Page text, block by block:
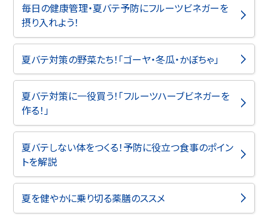
毎日の健康管理・夏バテ予防にフルーツビネガーを
摂り入れよう！
夏バテ対策の野菜たち！「ゴーヤ・冬瓜・かぼちゃ」
夏バテ対策に一役買う！「フルーツハーブビネガーを
作る！」
夏バテしない体をつくる！予防に役立つ食事のポイン
トを解説
夏を健やかに乗り切る薬膳のススメ